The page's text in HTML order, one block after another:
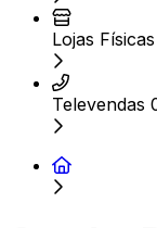
Lojas Físicas
Televendas